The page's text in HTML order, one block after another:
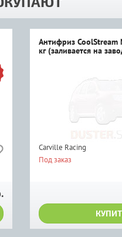
Антифриз CoolStream
кг (заливается на
Carville Racing
Под заказ